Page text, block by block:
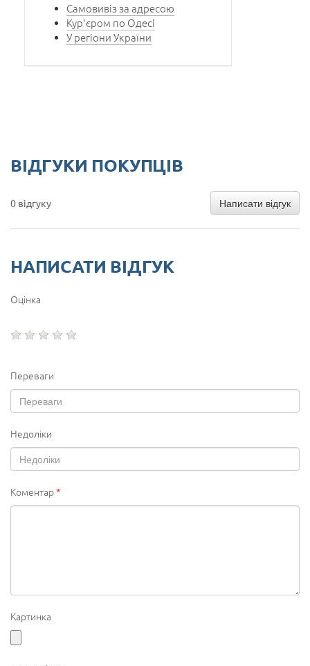
Самовивіз за адресою
Кур'єром по Одесі
У регіони України
ВІДГУКИ ПОКУПЦІВ
0 відгуку Написати відгук
НАПИСАТИ ВІДГУК
Оцінка
Переваги
Недоліки
Коментар*
Картинка